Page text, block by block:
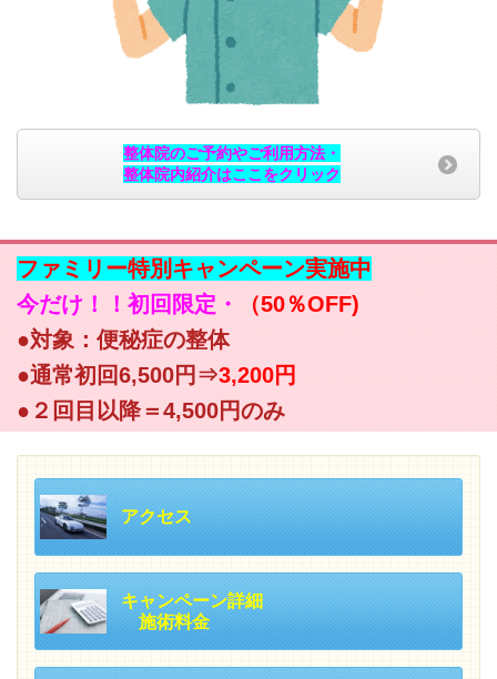
整体院のご予約やご利用方法・
整体院内紹介はここをクリック
ファミリー特別キャンペーン実施中
今だけ！！初回限定・
（50％OFF)
●対象：便秘症の整体
●通常初回6,500円⇒3,200円
●２回目以降＝4,500円のみ
アクセス
キャンペーン詳細
施術料金